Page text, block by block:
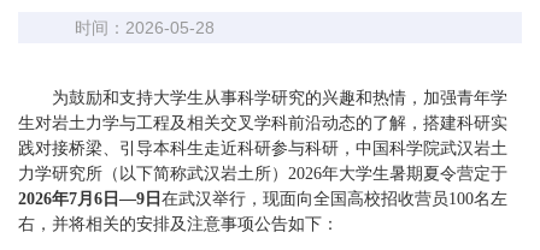
时间：2026-05-28
为鼓励和支持大学生从事科学研究的兴趣和热情，加强青年学
生对岩土力学与工程及相关交叉学科前沿动态的了解，搭建科研实
践对接桥梁、引导本科生走近科研参与科研，中国科学院武汉岩土
力学研究所（以下简称武汉岩土所）2026年大学生暑期夏令营定于
2026年7月6日—9日 在武汉举行，现面向全国高校招收营员100名左
右，并将相关的安排及注意事项公告如下：